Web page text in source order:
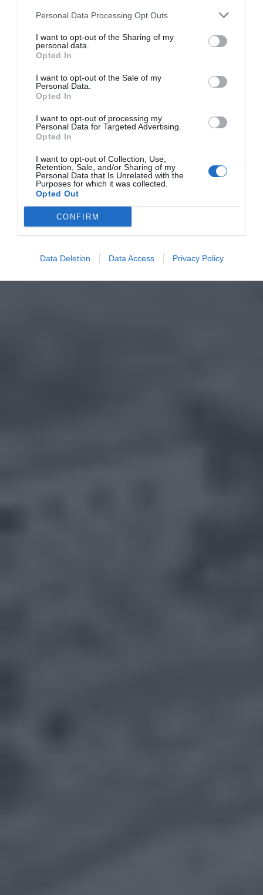
Personal Data Processing Opt Outs
I want to opt-out of the Sharing of my
personal data.
Opted In
I want to opt-out of the Sale of my
Personal Data.
Opted In
I want to opt-out of processing my
Personal Data for Targeted Advertising.
Opted In
I want to opt-out of Collection, Use,
Retention, Sale, and/or Sharing of my
Personal Data that Is Unrelated with the
Purposes for which it was collected.
Opted Out
CONFIRM
Data Deletion Data Access Privacy Policy